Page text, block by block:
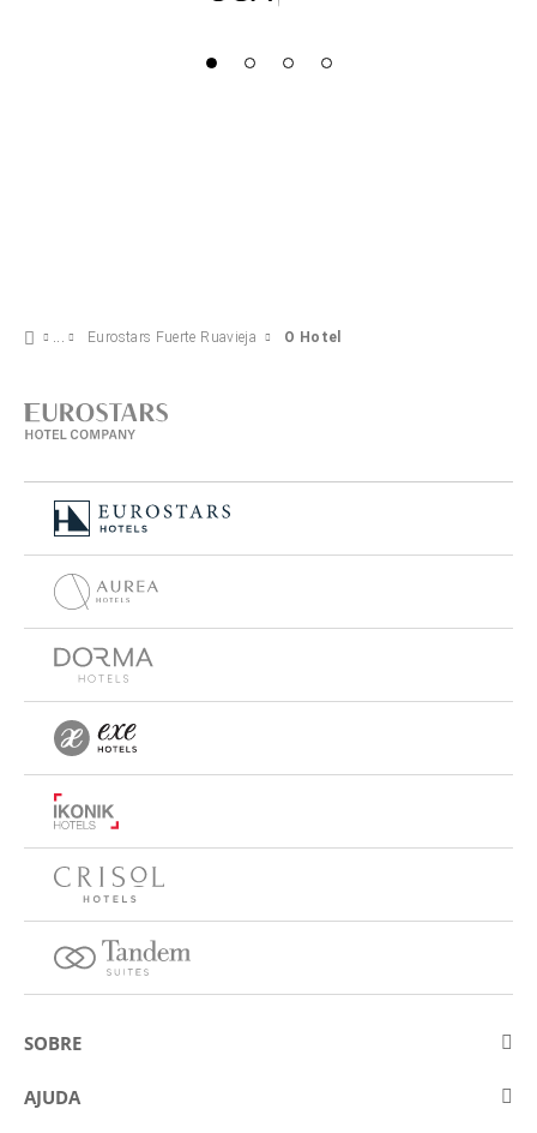
Eurostars Fuerte Ruavieja O Hotel
SOBRE
Sobre a Eurostars Hotel Company
AJUDA